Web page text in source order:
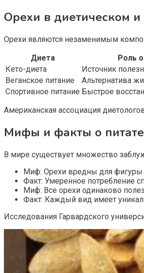
Орехи в диетическом
Орехи являются незаменимым
Диета
Роль
Кето-диета
Источник
Веганское питание
Альтернатива
Спортивное питание Быстрое
Американская ассоциация
Мифы и факты о
В мире существует множество
Миф: Орехи вредны для фигуры
Факт: Умеренное потребление
Миф: Все орехи одинаково
Факт: Каждый вид имеет
Исследования Гарвардского